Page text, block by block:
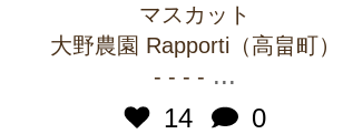
マスカット
大野農園 Rapporti（高畠町）
- - - - ...
14
0